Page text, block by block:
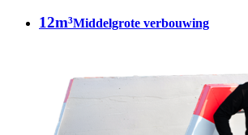
12m³Middelgrote verbouwing